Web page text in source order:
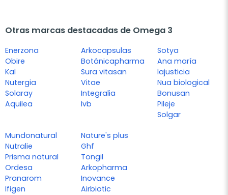
Otras marcas destacadas de Omega 3
Enerzona
Obire
Kal
Nutergia
Solaray
Aquilea
Arkocapsulas
Botánicapharma
Sura vitasan
Vitae
Integralia
Ivb
Sotya
Ana maría
lajusticia
Nua biological
Bonusan
Pileje
Solgar
Mundonatural
Nutralie
Prisma natural
Ordesa
Pranarom
Ifigen
Nature's plus
Ghf
Tongil
Arkopharma
Inovance
Airbiotic